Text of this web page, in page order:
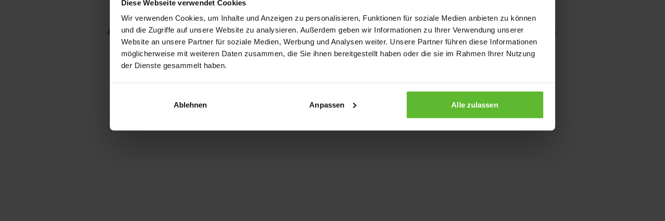
Diese Webseite verwendet Cookies
Wir verwenden Cookies, um Inhalte und Anzeigen zu personalisieren, Funktionen für soziale Medien anbieten zu können
und die Zugriffe auf unsere Website zu analysieren. Außerdem geben wir Informationen zu Ihrer Verwendung unserer
Website an unsere Partner für soziale Medien, Werbung und Analysen weiter. Unsere Partner führen diese Informationen
möglicherweise mit weiteren Daten zusammen, die Sie ihnen bereitgestellt haben oder die sie im Rahmen Ihrer Nutzung
der Dienste gesammelt haben.
Ablehnen Anpassen Alle zulassen
Application error: a client-side exception has occurred while loading www.kurzwego.de (see the browser console for more information).